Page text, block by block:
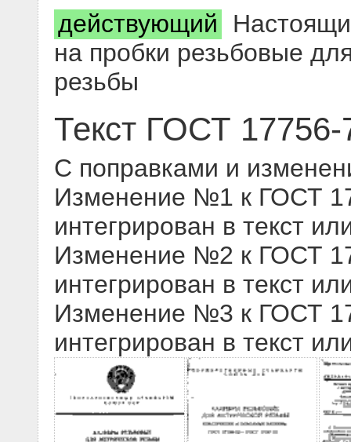
действующий
на пробки резьбовые
резьбы
Текст ГОСТ 17756-
С поправками и
Изменение №1 к ГОСТ
интегрирован в текст
Изменение №2 к ГОСТ
интегрирован в текст
Изменение №3 к ГОСТ
интегрирован в текст